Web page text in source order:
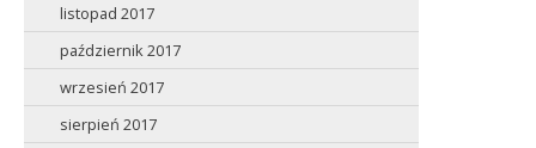
listopad 2017
październik 2017
wrzesień 2017
sierpień 2017